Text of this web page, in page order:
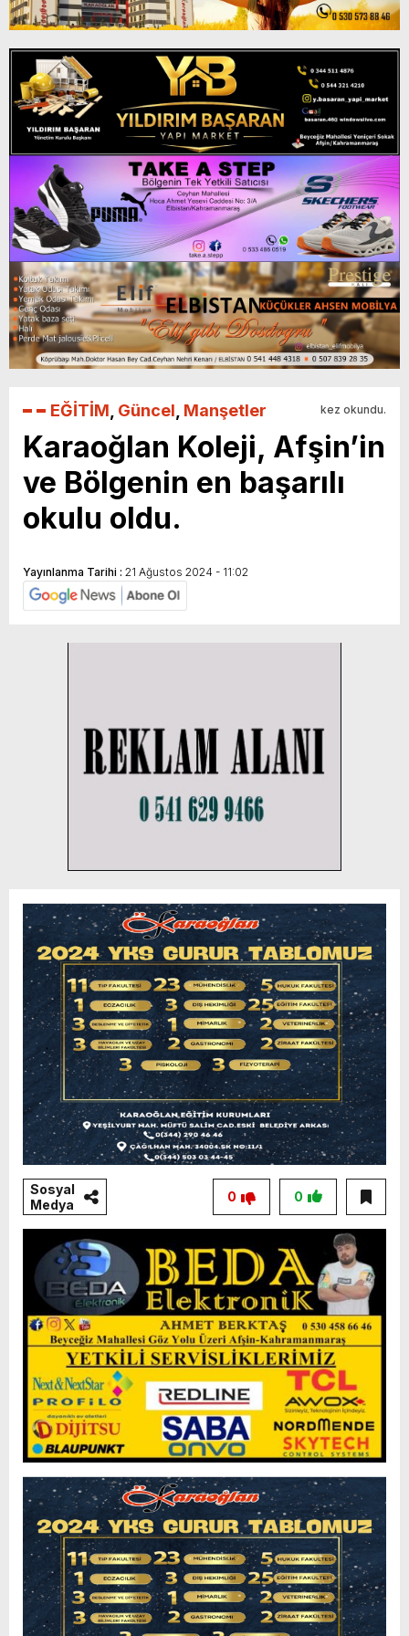
EĞİTİM Güncel Manşetler kez okundu.
Karaoğlan Koleji, Afşin’in
ve Bölgenin en başarılı
okulu oldu.
Yayınlanma Tarihi : 21 Ağustos 2024 - 11:02
Sosyal
Medya
0
0